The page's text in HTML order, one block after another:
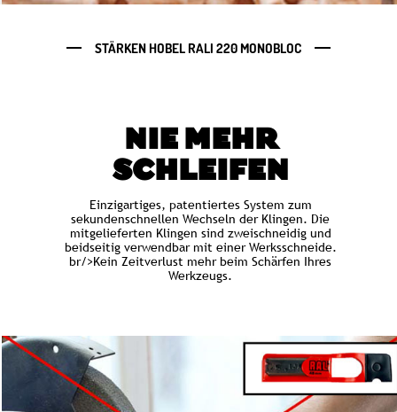
STÄRKEN HOBEL RALI 220 MONOBLOC
NIE MEHR
SCHLEIFEN
Einzigartiges, patentiertes System zum
sekundenschnellen Wechseln der Klingen. Die
mitgelieferten Klingen sind zweischneidig und
beidseitig verwendbar mit einer Werksschneide.
br/>Kein Zeitverlust mehr beim Schärfen Ihres
Werkzeugs.